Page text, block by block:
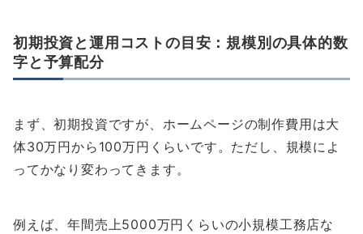
初期投資と運用コストの目安：規模別の具体的数
字と予算配分
まず、初期投資ですが、ホームページの制作費用は大
体30万円から100万円くらいです。ただし、規模によ
ってかなり変わってきます。
例えば、年間売上5000万円くらいの小規模工務店な